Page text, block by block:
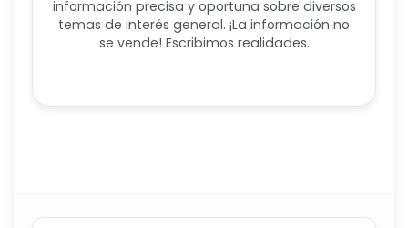
información precisa y oportuna sobre diversos
temas de interés general. ¡La información no
se vende! Escribimos realidades.